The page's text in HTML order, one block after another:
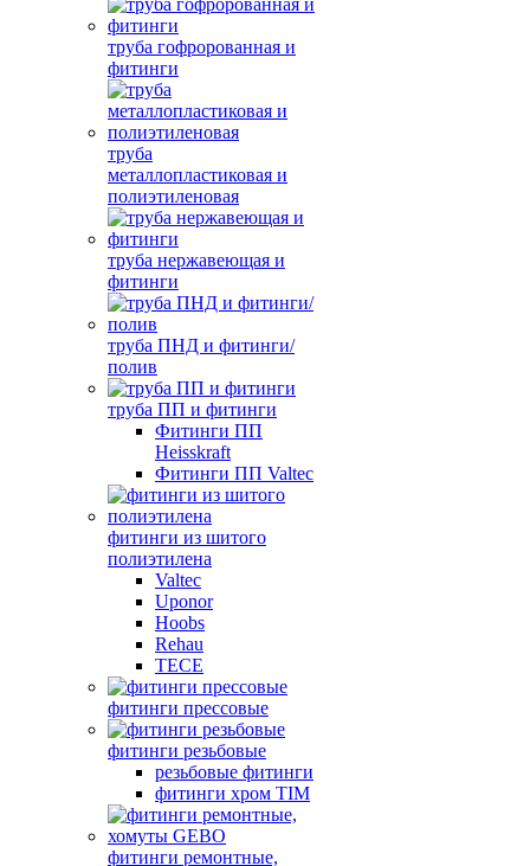
труба гофророванная и
фитинги
труба
металлопластиковая и
полиэтиленовая
труба нержавеющая и
фитинги
труба ПНД и фитинги/
полив
труба ПП и фитинги
Фитинги ПП
Heisskraft
Фитинги ПП Valtec
фитинги из шитого
полиэтилена
Valtec
Uponor
Hoobs
Rehau
TECE
фитинги прессовые
фитинги резьбовые
резьбовые фитинги
фитинги хром TIM
фитинги ремонтные,